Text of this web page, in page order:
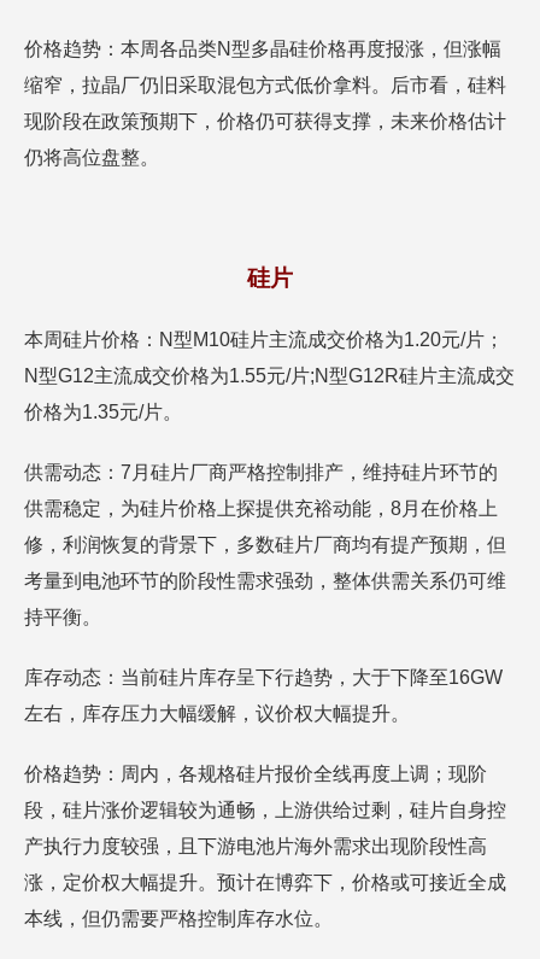
价格趋势：本周各品类N型多晶硅价格再度报涨，但涨幅
缩窄，拉晶厂仍旧采取混包方式低价拿料。后市看，硅料
现阶段在政策预期下，价格仍可获得支撑，未来价格估计
仍将高位盘整。
硅片
本周硅片价格：N型M10硅片主流成交价格为1.20元/片；
N型G12主流成交价格为1.55元/片;N型G12R硅片主流成交
价格为1.35元/片。
供需动态：7月硅片厂商严格控制排产，维持硅片环节的
供需稳定，为硅片价格上探提供充裕动能，8月在价格上
修，利润恢复的背景下，多数硅片厂商均有提产预期，但
考量到电池环节的阶段性需求强劲，整体供需关系仍可维
持平衡。
库存动态：当前硅片库存呈下行趋势，大于下降至16GW
左右，库存压力大幅缓解，议价权大幅提升。
价格趋势：周内，各规格硅片报价全线再度上调；现阶
段，硅片涨价逻辑较为通畅，上游供给过剩，硅片自身控
产执行力度较强，且下游电池片海外需求出现阶段性高
涨，定价权大幅提升。预计在博弈下，价格或可接近全成
本线，但仍需要严格控制库存水位。